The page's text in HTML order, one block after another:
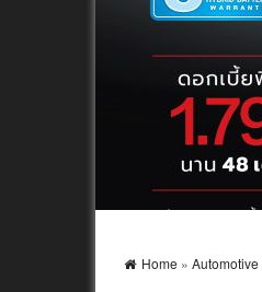
Home » Automotive